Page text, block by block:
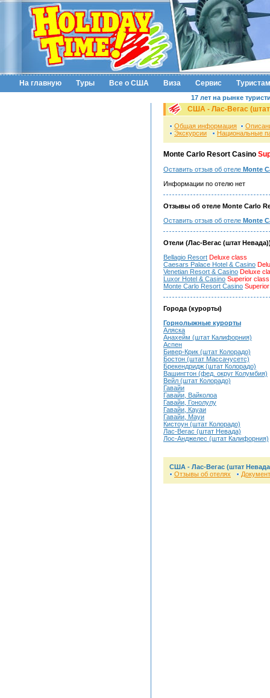
На главную Туры Все о США Виза Сервис Туристам
17 лет на рынке
США - Лас-Вегас
Общая информация
Экскурсии
Национальные
Monte Carlo Resort Casino
Оставить отзыв об отеле Monte
Информации по отелю нет
Отзывы об отеле Monte Carlo
Оставить отзыв об отеле Monte
Отели (Лас-Вегас (штат
Bellagio Resort Deluxe class
Caesars Palace Hotel & Casino
Venetian Resort & Casino Deluxe
Luxor Hotel & Casino Superior class
Monte Carlo Resort Casino
Города (курорты)
Горнолыжные курорты
Аляска
Анахейм (штат Калифорния)
Аспен
Бивер-Крик (штат Колорадо)
Бостон (штат Массачусетс)
Брекендридж (штат Колорадо)
Вашингтон (фед. округ Колумбия)
Вейл (штат Колорадо)
Гавайи
Гавайи, Вайколоа
Гавайи, Гонолулу
Гавайи, Кауаи
Гавайи, Мауи
Кистоун (штат Колорадо)
Лас-Вегас (штат Невада)
Лос-Анджелес (штат Калифорния)
США - Лас-Вегас (штат
Отзывы об отелях